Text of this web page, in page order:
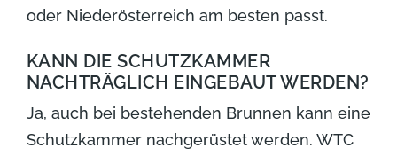
oder Niederösterreich am besten passt.
KANN DIE SCHUTZKAMMER
NACHTRÄGLICH EINGEBAUT WERDEN?
Ja, auch bei bestehenden Brunnen kann eine
Schutzkammer nachgerüstet werden. WTC